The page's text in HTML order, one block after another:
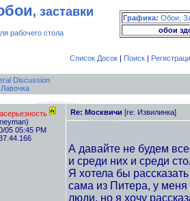
, заставки
рабочего стола
Графика: Обои,
обои
Список Досок| Поиск|
Discussion
Лавочка
05 05:45 PM
Re: Москвичи [re: Извилинка]
А давайте не будем
и среди них и среди
Я хотела бы
сама из Питера, у
люди, но я хочу